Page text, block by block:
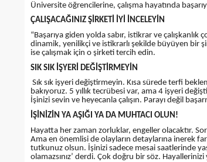
Üniversite öğrencilerine, çalışma hayatında
ÇALIŞACAĞINIZ ŞİRKETİ İYİ İNCELEYİN
“Başarıya giden yolda sabır, istikrar ve
dinamik, yenilikçi ve istikrarlı şekilde büyüyen bir
ise çalışmak için o şirketi tercih edin.
SIK SIK İŞYERİ DEĞİŞTİRMEYİN
Sık sık işyeri değiştirmeyin. Kısa sürede terfi
bakıyoruz. 5 yıllık tecrübesi var, ama 4 işyeri
İşinizi sevin ve heyecanla çalışın. Parayı değil
İŞİNİZİN YA AŞIĞI YA DA MUHTACI OLUN!
Hayatta her zaman zorluklar, engeller olacaktır.
Ama en önemlisi de olayların detaylarına inerek
tutkunuz olsun. İşinizi sadece mesai saatlerinde
olamazsınız’ derdi. Çok doğru bir söz.